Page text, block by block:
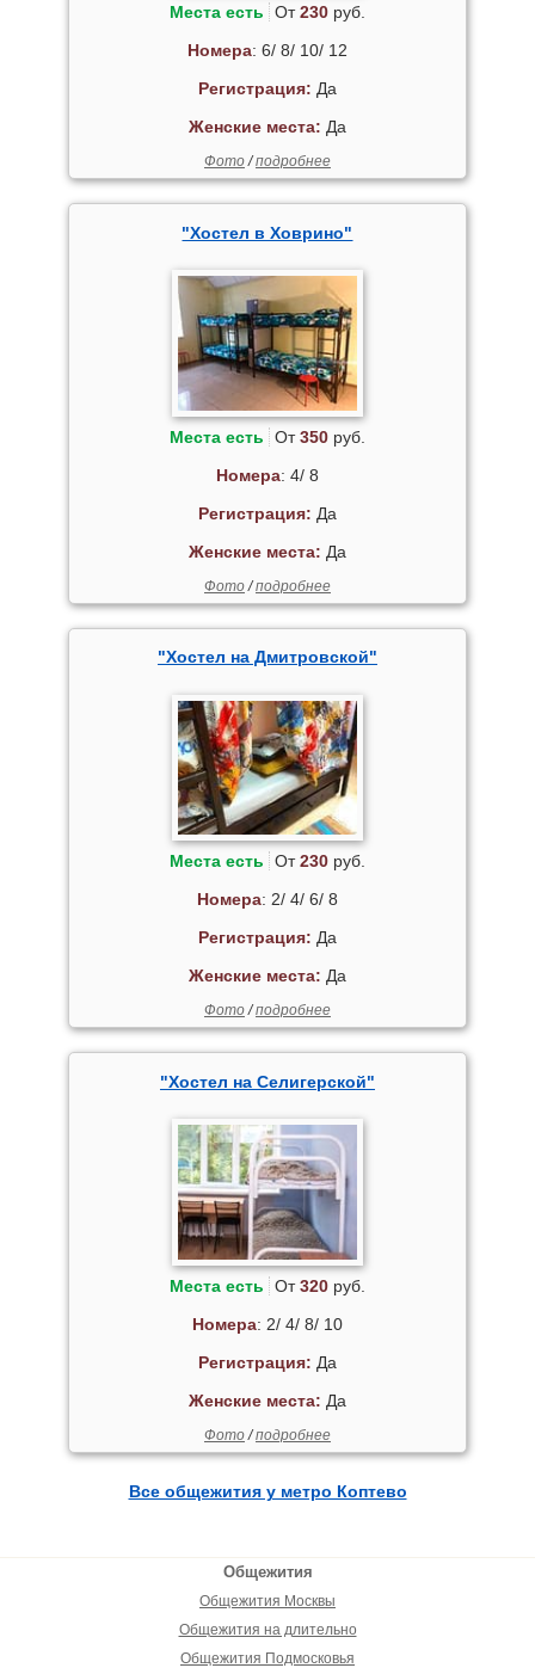
Места есть От230руб.
Номера: 6/ 8/ 10/ 12
Регистрация: Да
Женские места: Да
Фото/подробнее
"Хостел в Ховрино"
Места есть От350руб.
Номера: 4/ 8
Регистрация: Да
Женские места: Да
Фото/подробнее
"Хостел на Дмитровской"
Места есть От230руб.
Номера: 2/ 4/ 6/ 8
Регистрация: Да
Женские места: Да
Фото/подробнее
"Хостел на Селигерской"
Места есть От320руб.
Номера: 2/ 4/ 8/ 10
Регистрация: Да
Женские места: Да
Фото/подробнее
Все общежития у метро Коптево
Общежития
Общежития Москвы
Общежития на длительно
Общежития Подмосковья